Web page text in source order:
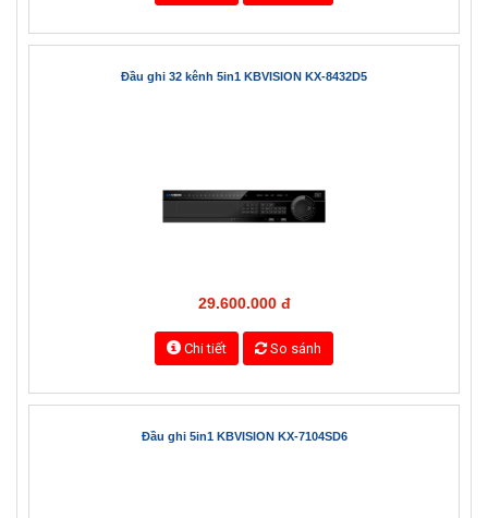
Chi tiết So sánh
Đầu ghi 32 kênh 5in1 KBVISION KX-8432D5